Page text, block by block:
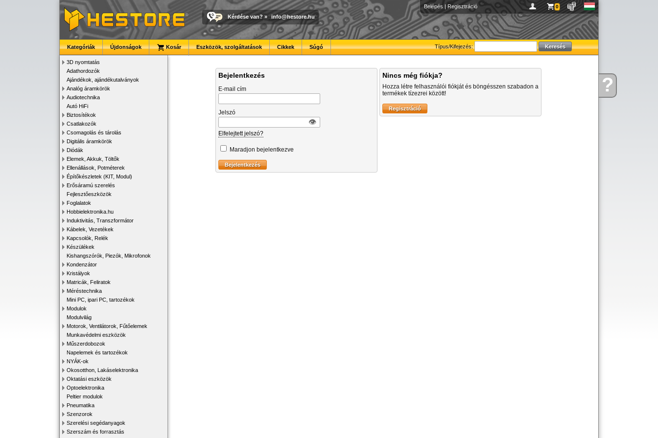
Kérdése?
Belépés | Regisztráció 0
Kérdése van? » info@hestore.hu
Típus/Kifejezés:
Kategóriák Újdonságok Kosár Eszközök, szolgáltatások Cikkek Súgó
3D nyomtatás
Adathordozók
Ajándékok, ajándékutalványok
Analóg áramkörök
Audiotechnika
Autó HiFi
Biztosítékok
Csatlakozók
Csomagolás és tárolás
Digitális áramkörök
Diódák
Elemek, Akkuk, Töltők
Ellenállások, Potméterek
Építőkészletek (KIT, Modul)
Erősáramú szerelés
Fejlesztőeszközök
Foglalatok
Hobbielektronika.hu
Induktivitás, Transzformátor
Kábelek, Vezetékek
Kapcsolók, Relék
Készülékek
Kishangszórók, Piezók, Mikrofonok
Kondenzátor
Kristályok
Matricák, Feliratok
Méréstechnika
Mini PC, ipari PC, tartozékok
Modulok
Modulvilág
Motorok, Ventilátorok, Fűtőelemek
Munkavédelmi eszközök
Műszerdobozok
Napelemek és tartozékok
NYÁK-ok
Okosotthon, Lakáselektronika
Oktatási eszközök
Optoelektronika
Peltier modulok
Pneumatika
Szenzorok
Szerelési segédanyagok
Szerszám és forrasztás
Bejelentkezés
E-mail cím
Jelszó
👁︎
Elfelejtett jelszó?
Maradjon bejelentkezve
Nincs még fiókja?
Hozza létre felhasználói fiókját és böngésszen szabadon a
termékek tízezrei között!